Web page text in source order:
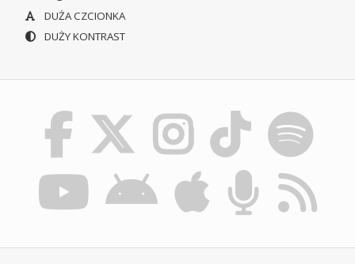
DUŻA CZCIONKA
DUŻY KONTRAST